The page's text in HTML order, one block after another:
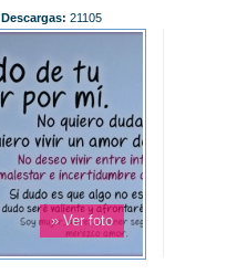
Descargas: 21105
» Ver foto